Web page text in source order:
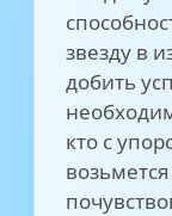
звезду в
добить
кто с